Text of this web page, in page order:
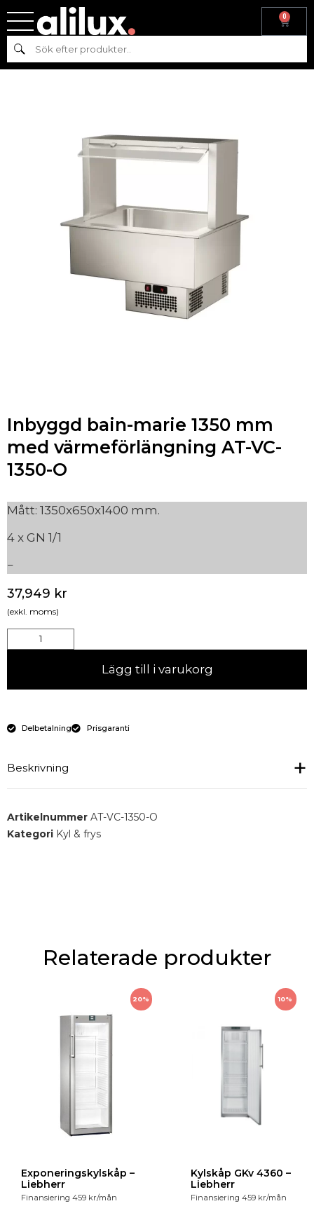
0
Sök
Hem
värmeförlängning AT-VC-1350-O
Inbyggd bain-marie 1350 mm
med värmeförlängning AT-VC-
1350-O
Mått: 1350x650x1400 mm.
4 x GN 1/1
37,949 kr
(exkl. moms)
Lägg till i varukorg
Delbetalning Prisgaranti
Beskrivning
Inbyggd bain-marie 1350 mm med värmeförlängning
Artikelnummer AT-VC-1350-O
Kategori Kyl & frys
Relaterade produkter
20%
Exponeringskylskåp –
Liebherr
Finansiering 459 kr/mån
10%
Kylskåp GKv 4360 –
Liebherr
Finansiering 459 kr/mån